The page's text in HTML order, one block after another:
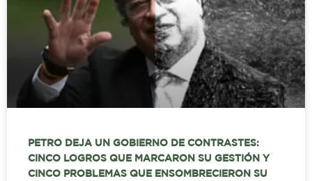
PETRO DEJA UN GOBIERNO DE CONTRASTES:
CINCO LOGROS QUE MARCARON SU GESTIÓN Y
CINCO PROBLEMAS QUE ENSOMBRECIERON SU